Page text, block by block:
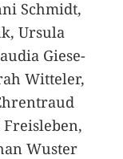
Schmidt,
Ursula
Giese-
Witteler,
Wuster